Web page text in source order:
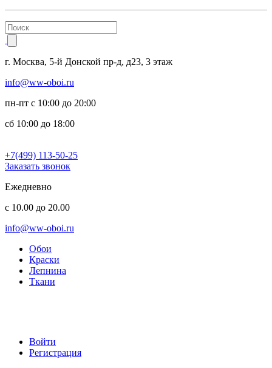
г. Москва, 5-й Донской пр-д, д23, 3 этаж
info@ww-oboi.ru
пн-пт с 10:00 до 20:00
сб 10:00 до 18:00
+7(499) 113-50-25
Заказать звонок
Ежедневно
с 10.00 до 20.00
info@ww-oboi.ru
Обои
Краски
Лепнина
Ткани
Войти
Регистрация